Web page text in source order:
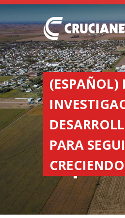
(ESPAÑOL)
PARA
SEEDERS
FERTILIZER
SPREADERS
ABOUT US
DEALERSHIPS
NEWS
COMPANY
CONTACT